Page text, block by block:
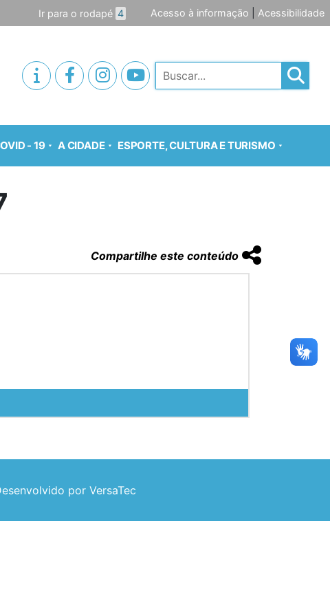
Ir para o rodapé 4 Acesso à informação Acessibilidade
Pesquisar
- 19 A CIDADE ESPORTE, CULTURA E TURISMO
Compartilhe este conteúdo
por VersaTec